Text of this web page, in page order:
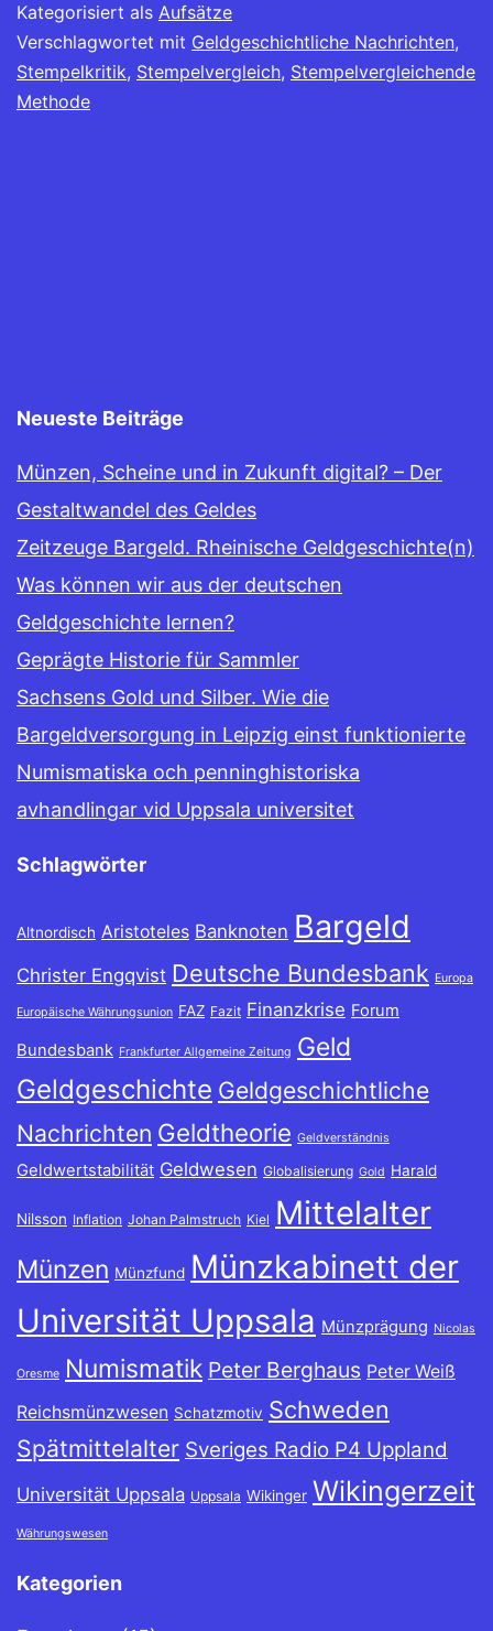
Kategorisiert als Aufsätze
Verschlagwortet mit Geldgeschichtliche Nachrichten,
Stempelkritik, Stempelvergleich, Stempelvergleichende
Methode
Neueste Beiträge
Münzen, Scheine und in Zukunft digital? – Der
Gestaltwandel des Geldes
Zeitzeuge Bargeld. Rheinische Geldgeschichte(n)
Was können wir aus der deutschen
Geldgeschichte lernen?
Geprägte Historie für Sammler
Sachsens Gold und Silber. Wie die
Bargeldversorgung in Leipzig einst funktionierte
Numismatiska och penninghistoriska
avhandlingar vid Uppsala universitet
Schlagwörter
Altnordisch Aristoteles Banknoten Bargeld
Christer Engqvist Deutsche Bundesbank Europa
Europäische Währungsunion FAZ Fazit Finanzkrise Forum
Bundesbank Frankfurter Allgemeine Zeitung Geld
Geldgeschichte Geldgeschichtliche
Nachrichten Geldtheorie Geldverständnis
Geldwertstabilität Geldwesen Globalisierung Gold Harald
Nilsson Inflation Johan Palmstruch Kiel Mittelalter
Münzen Münzfund Münzkabinett der
Universität Uppsala Münzprägung Nicolas
Oresme Numismatik Peter Berghaus Peter Weiß
Reichsmünzwesen Schatzmotiv Schweden
Spätmittelalter Sveriges Radio P4 Uppland
Universität Uppsala Uppsala Wikinger Wikingerzeit
Währungswesen
Kategorien